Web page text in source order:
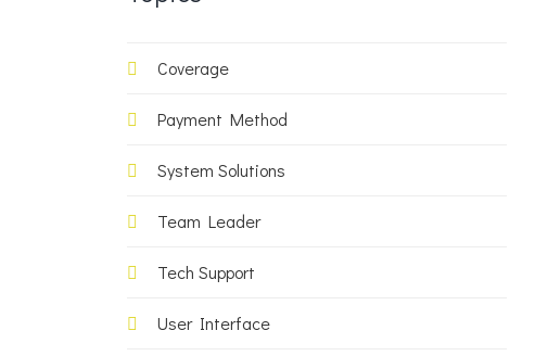
Coverage
Payment Method
System Solutions
Team Leader
Tech Support
User Interface